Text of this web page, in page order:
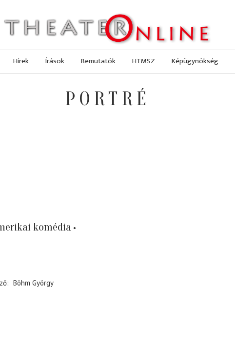
Hírek Írások Bemutatók HTMSZ Képügynökség
PORTRÉ
komédia
Böhm György